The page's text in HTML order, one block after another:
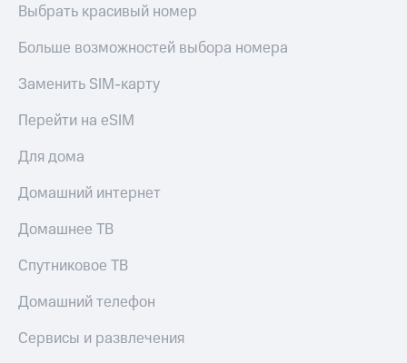
трекеры
Умный
Планшеты
Акции
и
скидки
Все
Выбрать красивый номер
Больше возможностей выбора номера
Заменить SIM-карту
Перейти на eSIM
Для дома
Домашний интернет
Домашнее ТВ
Спутниковое ТВ
Домашний телефон
Сервисы и развлечения